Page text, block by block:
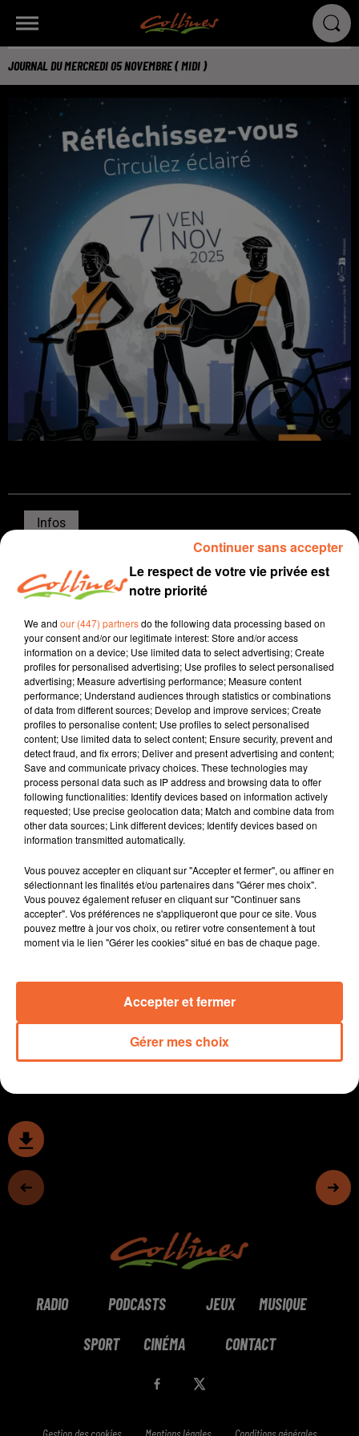
JOURNAL DU MERCREDI 05 NOVEMBRE ( MIDI )
Infos
JOURNAL DU MERCREDI 05 NOVEMBRE ( MIDI )
Patrice Bémanangy
L'info près de chez vous
Manifestation d'agents de l'Agglo 2B hier midi à
Bressuire. Dans leur collimateur la participation de la
collectivité jugée pas à hauteur concernant contrat de
prévoyance et de mutuelle santé.
Avec le changement d'heure la nuit tombre plus tôt
d'où l'importance pour les piétons et les cyclistes d'être
bien vus. L'association Prévention MAIF organise une
opérationen en ce sens vendredi à Niort ( photo ).
Le CSC de Bressuire organise à nouveau une semaine
de l'interculturalité autour de l'ethnologue Ariella
Rothberg spécialiste de la question.
La projection demain soir à Thouars du film
documentaire " Les Suppliques " évoquant ces lettres
écrites sous l’Occupation par des Français à l'heure de
la collaboration
d'année : Les Bosses de St Paul ont affiché complet en
seulement quelques heures... complet également pour
0:00 15 min 37 sec
RADIO PODCASTS JEUX MUSIQUE
SPORT CINÉMA CONTACT
Le respect de votre vie privée est
notre priorité
We and our (447) partnersdo the following data processing based on
your consent and/or our legitimate interest: Store and/or access
information on a device; Use limited data to select advertising; Create
profiles for personalised advertising; Use profiles to select personalised
advertising; Measure advertising performance; Measure content
performance; Understand audiences through statistics or combinations
of data from different sources; Develop and improve services; Create
profiles to personalise content; Use profiles to select personalised
content; Use limited data to select content; Ensure security, prevent and
detect fraud, and fix errors; Deliver and present advertising and content;
Save and communicate privacy choices. These technologies may
process personal data such as IP address and browsing data to offer
following functionalities: Identify devices based on information actively
requested; Use precise geolocation data; Match and combine data from
other data sources; Link different devices; Identify devices based on
information transmitted automatically.
Vous pouvez accepter en cliquant sur "Accepter et fermer", ou affiner en
sélectionnant les finalités et/ou partenaires dans "Gérer mes choix".
Vous pouvez également refuser en cliquant sur "Continuer sans
accepter". Vos préférences ne s'appliqueront que pour ce site. Vous
pouvez mettre à jour vos choix, ou retirer votre consentement à tout
moment via le lien "Gérer les cookies" situé en bas de chaque page.
Gérer mes choix
Accepter et fermer
Continuer sans accepter